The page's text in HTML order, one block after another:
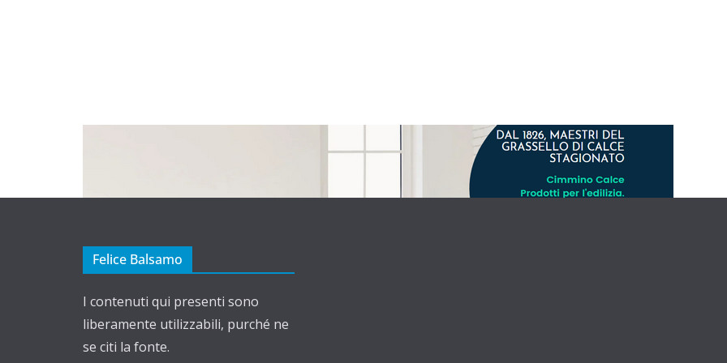
Felice Balsamo
I contenuti qui presenti sono
liberamente utilizzabili, purché ne
se citi la fonte.